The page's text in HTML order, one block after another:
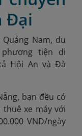
Đại
Nam, du
tiện di
Hội An và Đà
bạn đều có
xe máy với
VND/ngày